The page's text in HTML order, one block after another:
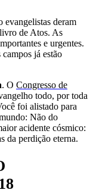
evangelistas deram
de Atos. As
e urgentes.
já estão
. O Congresso de
todo, por toda
foi alistado para
Não do
acidente cósmico:
da perdição eterna.